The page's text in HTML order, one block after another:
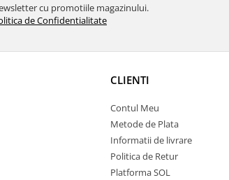
cu promotiile magazinului.
de Confidentialitate
CLIENTI
Contul Meu
Metode de Plata
Informatii de livrare
Politica de Retur
Platforma SOL